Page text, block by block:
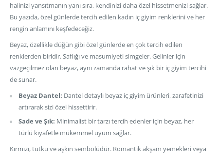
halinizi yansıtmanın yanı sıra, kendinizi daha özel hissetmenizi sağlar.
Bu yazıda, özel günlerde tercih edilen kadın iç giyim renklerini ve her
rengin anlamını keşfedeceğiz.
Beyaz, özellikle düğün gibi özel günlerde en çok tercih edilen
renklerden biridir. Saflığı ve masumiyeti simgeler. Gelinler için
vazgeçilmez olan beyaz, aynı zamanda rahat ve şık bir iç giyim tercihi
de sunar.
Beyaz Dantel: Dantel detaylı beyaz iç giyim ürünleri, zarafetinizi
artırarak sizi özel hissettirir.
Sade ve Şık: Minimalist bir tarzı tercih edenler için beyaz, her
türlü kıyafetle mükemmel uyum sağlar.
Kırmızı, tutku ve aşkın sembolüdür. Romantik akşam yemekleri veya